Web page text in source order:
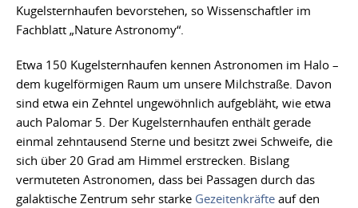
Kugelsternhaufen bevorstehen, so Wissenschaftler im
Fachblatt „Nature Astronomy“.
Etwa 150 Kugelsternhaufen kennen Astronomen im Halo –
dem kugelförmigen Raum um unsere Milchstraße. Davon
sind etwa ein Zehntel ungewöhnlich aufgebläht, wie etwa
auch Palomar 5. Der Kugelsternhaufen enthält gerade
einmal zehntausend Sterne und besitzt zwei Schweife, die
sich über 20 Grad am Himmel erstrecken. Bislang
vermuteten Astronomen, dass bei Passagen durch das
galaktische Zentrum sehr starke Gezeitenkräfte auf den